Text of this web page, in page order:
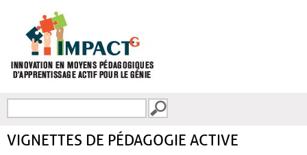
FORMULAIRE DE
VIGNETTES DE PÉDAGOGIE ACTIVE